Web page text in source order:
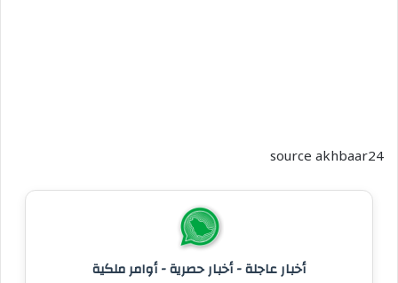
source akhbaar24
أخبار عاجلة - أخبار حصرية - أوامر ملكية